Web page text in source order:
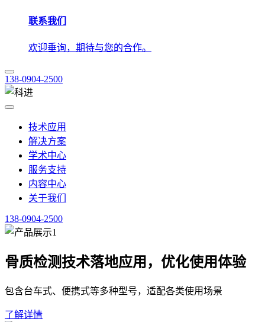
联系我们
欢迎垂询，期待与您的合作。
138-0904-2500
技术应用
解决方案
学术中心
服务支持
内容中心
关于我们
138-0904-2500
骨质检测技术落地应用，优化使用体验
包含台车式、便携式等多种型号，适配各类使用场景
了解详情